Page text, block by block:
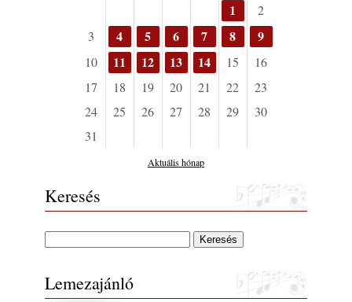
1
2
3
4 5 6 7 8 9
10 11 12 13 14 15
16
17
18 19 20 21 22
23
24
25 26 27 28 29
30
31
Aktuális hónap
Keresés
Lemezajánló